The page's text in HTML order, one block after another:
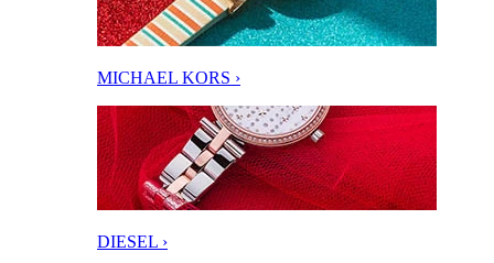
MICHAEL KORS ›
DIESEL ›